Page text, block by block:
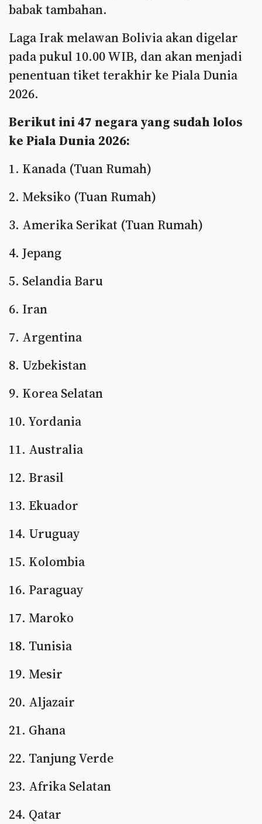
babak tambahan.
Laga Irak melawan Bolivia akan digelar
pada pukul 10.00 WIB, dan akan menjadi
penentuan tiket terakhir ke Piala Dunia
2026.
Berikut ini 47 negara yang sudah lolos
ke Piala Dunia 2026:
1. Kanada (Tuan Rumah)
2. Meksiko (Tuan Rumah)
3. Amerika Serikat (Tuan Rumah)
4. Jepang
5. Selandia Baru
6. Iran
7. Argentina
8. Uzbekistan
9. Korea Selatan
10. Yordania
11. Australia
12. Brasil
13. Ekuador
14. Uruguay
15. Kolombia
16. Paraguay
17. Maroko
18. Tunisia
19. Mesir
20. Aljazair
21. Ghana
22. Tanjung Verde
23. Afrika Selatan
24. Qatar